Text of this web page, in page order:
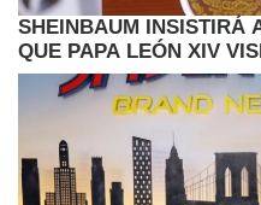
SHEINBAUM INSISTIRÁ
QUE PAPA LEÓN XIV